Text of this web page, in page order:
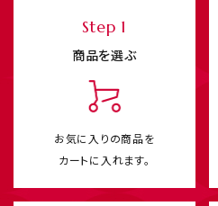
Step 1
商品を選ぶ
お気に入りの商品を
カートに入れます。